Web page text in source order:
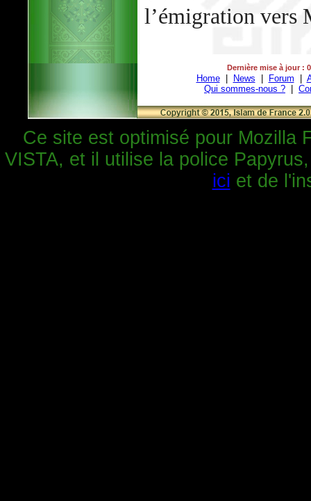
l’émigration vers
Dernière mise à jour :
Home| News | Forum |
Qui sommes-nous ? |
Ce site est optimisé pour Mozilla
VISTA, et il utilise la police
ici et de